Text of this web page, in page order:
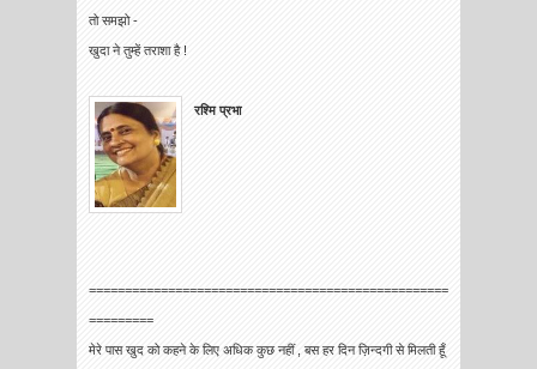
तो समझो -
खुदा ने तुम्हें तराशा है !
रश्मि प्रभा
==================================================
=========
मेरे पास खुद को कहने के लिए अधिक कुछ नहीं , बस हर दिन ज़िन्दगी से मिलती हूँ